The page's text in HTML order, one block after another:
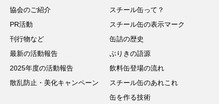
協会のご紹介
PR活動
刊行物など
最新の活動報告
2025年度の活動報告
散乱防止・美化キャンペーン
スチール缶って？
スチール缶の表示マーク
缶詰の歴史
ぶりきの語源
飲料缶登場の流れ
スチール缶のあれこれ
缶を作る技術